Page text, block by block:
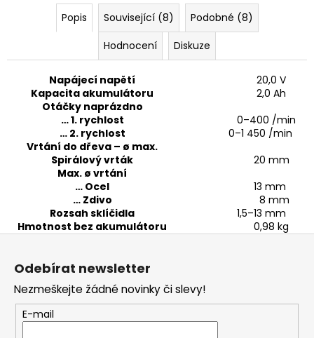
Popis Související (8)
Podobné (8)
Hodnocení
Diskuze
Napájecí napětí
20,0 V
Kapacita akumulátoru
2,0 Ah
Otáčky naprázdno
… 1. rychlost
0–400 /min
… 2. rychlost
0–1 450 /min
Vrtání do dřeva – ø max.
Spirálový vrták
20 mm
Max. ø vrtání
… Ocel
13 mm
… Zdivo
8 mm
Rozsah sklíčidla
1,5–13 mm
Hmotnost bez akumulátoru 0,98 kg
Odebírat newsletter
Nezmeškejte žádné novinky či slevy!
E-mail